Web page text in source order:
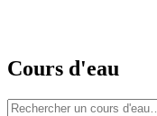
Cours d'eau